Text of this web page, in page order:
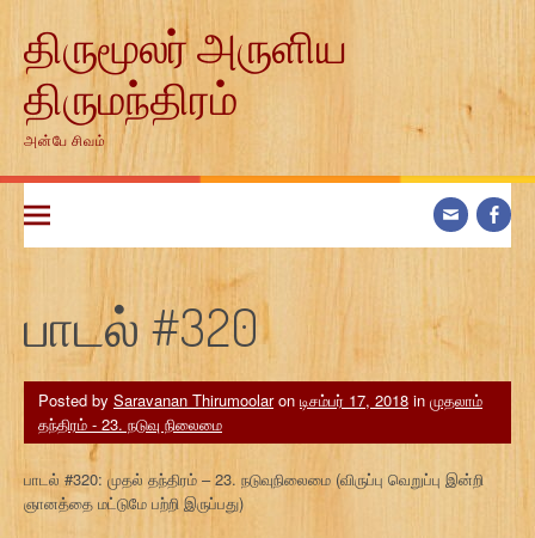
contentதிருமூலர் அருளிய
திருமந்திரம்
அன்பே சிவம்
பாடல் #320
Posted by Saravanan Thirumoolaron டிசம்பர் 17, 2018 in முதலாம்
தந்திரம் - 23. நடுவு நிலைமை
பாடல் #320: முதல் தந்திரம் – 23. நடுவுநிலைமை (விருப்பு வெறுப்பு இன்றி
ஞானத்தை மட்டுமே பற்றி இருப்பது)